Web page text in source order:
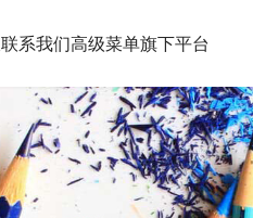
联系我们高级菜单旗下平台